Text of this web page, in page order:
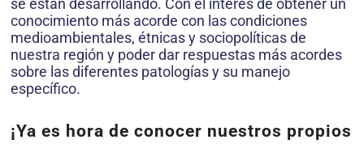
se están desarrollando. Con el interés de obtener un
conocimiento más acorde con las condiciones
medioambientales, étnicas y sociopolíticas de
nuestra región y poder dar respuestas más acordes
sobre las diferentes patologías y su manejo
específico.
¡Ya es hora de conocer nuestros propios